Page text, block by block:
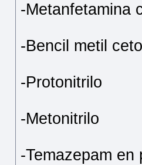
-Metanfetamina
-Bencil metil
-Protonitrilo
-Metonitrilo
-Temazepam en